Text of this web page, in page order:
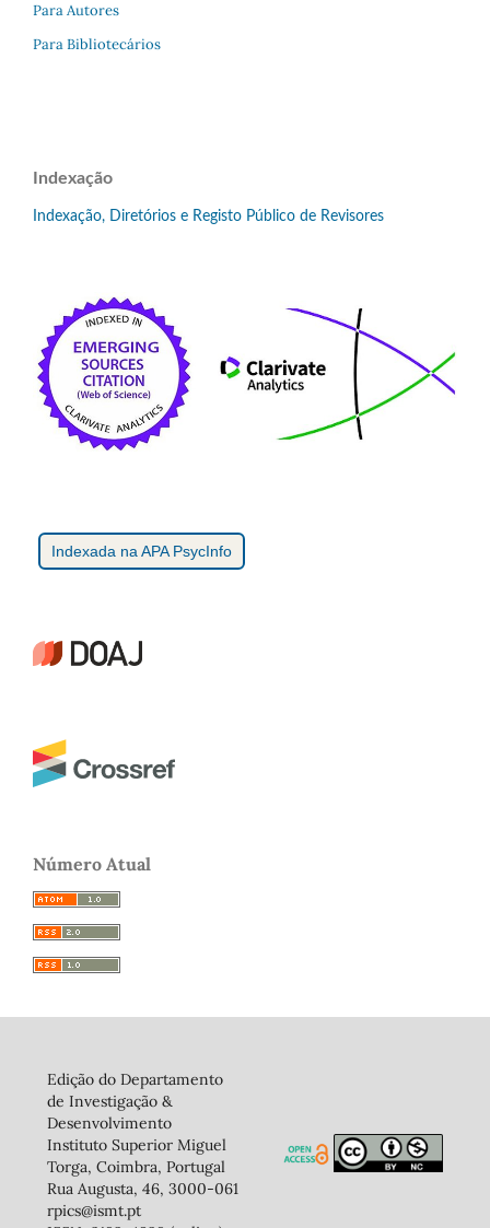
Para Autores
Para Bibliotecários
Indexação
Indexação, Diretórios e Registo Público de Revisores
Indexada na APA PsycInfo
Número Atual
Edição do Departamento
de Investigação &
Desenvolvimento
Instituto Superior Miguel
Torga, Coimbra, Portugal
Rua Augusta, 46, 3000-061
rpics@ismt.pt